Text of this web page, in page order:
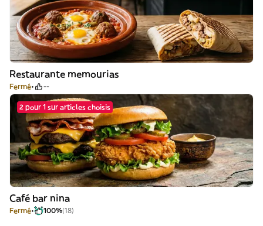
Restaurante memourias
Fermé --
2 pour 1 sur articles choisis
Café bar nina
Fermé 100%(18)